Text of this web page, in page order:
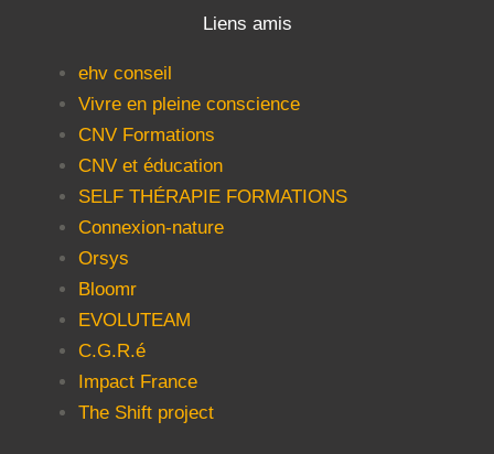
Liens amis
ehv conseil
Vivre en pleine conscience
CNV Formations
CNV et éducation
SELF THÉRAPIE FORMATIONS
Connexion-nature
Orsys
Bloomr
EVOLUTEAM
C.G.R.é
Impact France
The Shift project